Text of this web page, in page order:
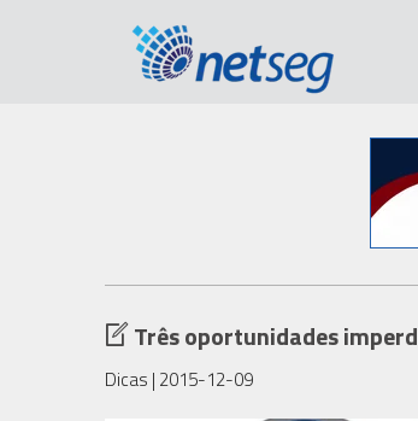
Três oportunidades
Dicas | 2015-12-09